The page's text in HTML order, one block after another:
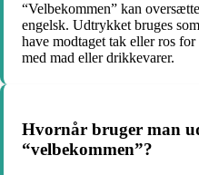
“Velbekommen” kan
engelsk. Udtrykket bruges
have modtaget tak eller ros
med mad eller drikkevarer.
Hvornår bruger man
“velbekommen”?